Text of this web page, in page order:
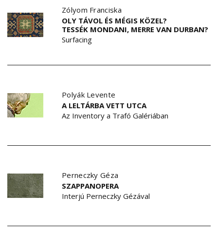
Zólyom Franciska
OLY TÁVOL ÉS MÉGIS KÖZEL?
TESSÉK MONDANI, MERRE VAN DURBAN?
Surfacing
Polyák Levente
A LELTÁRBA VETT UTCA
Az Inventory a Trafó Galériában
Perneczky Géza
SZAPPANOPERA
Interjú Perneczky Gézával